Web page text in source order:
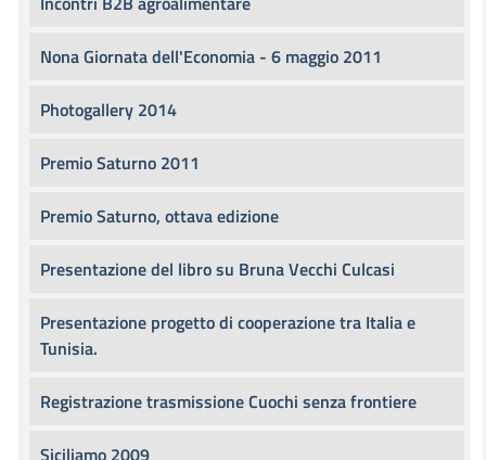
Nona Giornata dell'Economia - 6 maggio 2011
Photogallery 2014
Premio Saturno 2011
Premio Saturno, ottava edizione
Presentazione del libro su Bruna Vecchi Culcasi
Presentazione progetto di cooperazione tra Italia e
Tunisia.
Registrazione trasmissione Cuochi senza frontiere
Siciliamo 2009